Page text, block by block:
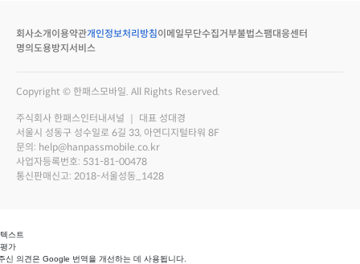
회사소개 이용약관개인정보처리방침이메일무단수집거부불법스팸대응센터
명의도용방지서비스
Copyright © 한패스모바일. All Rights Reserved.
주식회사 한패스인터내셔널 ｜ 대표 성대경
서울시 성동구 성수일로 6길 33, 아연디지털타워 8F
문의: help@hanpassmobile.co.kr
사업자등록번호: 531-81-00478
통신판매신고: 2018-서울성동_1428
스트
가
신 의견은 Google 번역을 개선하는 데 사용됩니다.